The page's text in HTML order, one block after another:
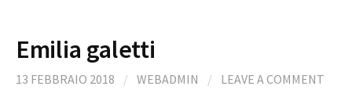
Emilia galetti
13 FEBBRAIO 2018 / WEBADMIN / LEAVE A COMMENT